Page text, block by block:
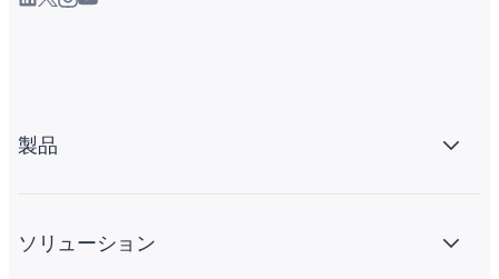
製品
ソリューション